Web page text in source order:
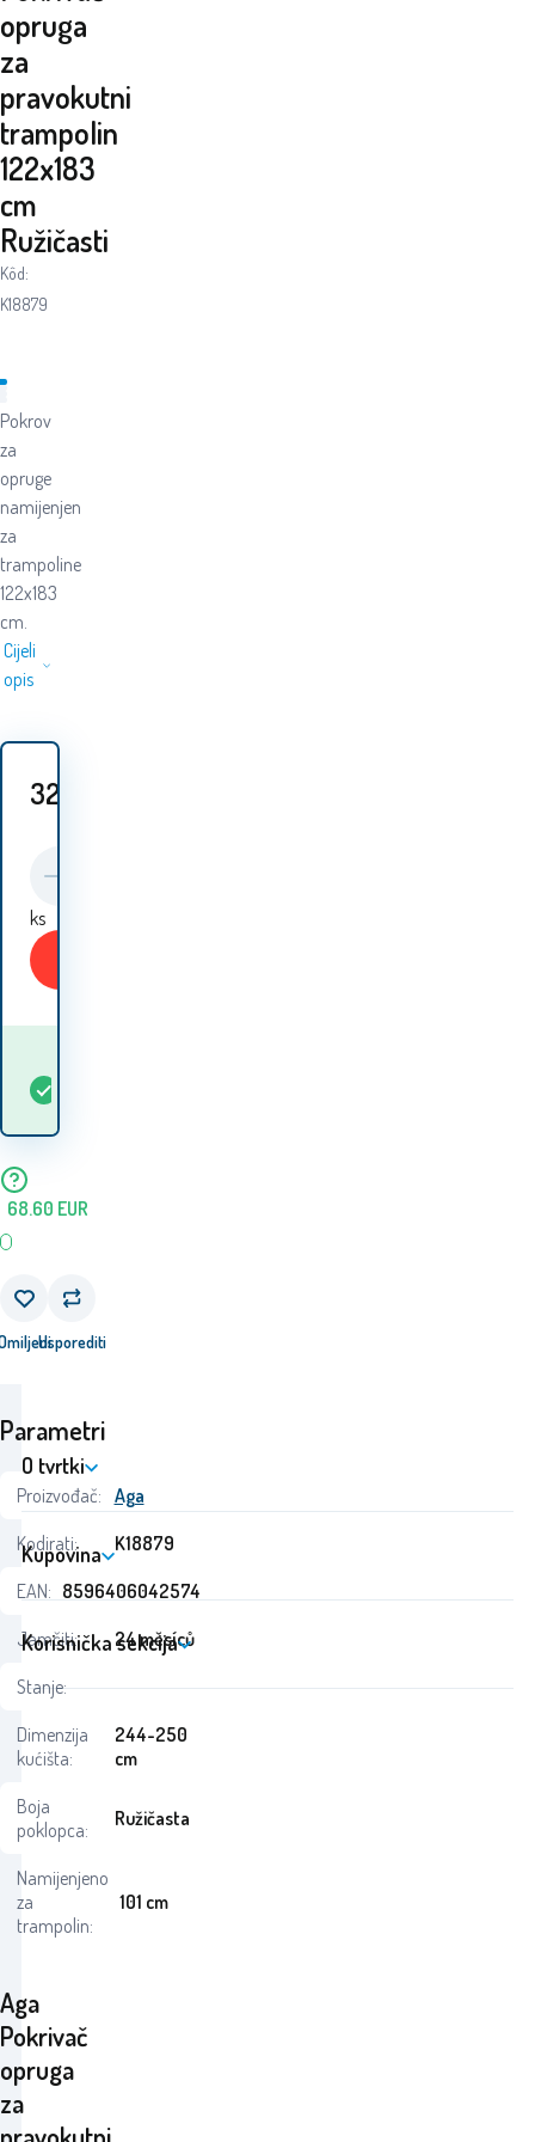
opruga
za
pravokutni
trampolin
122x183
cm
Ružičasti
Kôd:
K18879
Pokrov
za
opruge
namijenjen
za
trampoline
122x183
cm.
Cijeli
opis
32.20
ks
68.60 EUR
Usporediti
Aga
Pokrivač
opruga
za
Parametri
Proizvođač: Aga
Kodirati:
K18879
EAN: 8596406042574
Jamčiti:
24 měsíců
Stanje:
Dimenzija
kućišta:
244-250
cm
Boja
poklopca:
Ružičasta
Namijenjeno
za
trampolin:
101 cm
O tvrtki
Kupovina
Korisnička sekcija